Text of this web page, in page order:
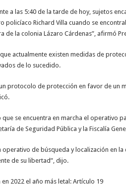
a las 5:40 de la tarde de hoy, sujetos
policíaco Richard Villa cuando se
de la colonia Lázaro Cárdenas”, afirmó
actualmente existen medidas de
de lo sucedido.
protocolo de protección en favor de un
que se encuentra en marcha el operativo
de Seguridad Pública y la Fiscalía
operativo de búsqueda y localización en
de su libertad”, dijo.
2022 el año más letal: Artículo 19